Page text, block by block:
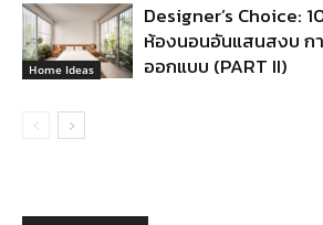
Home Ideas
Designer’s Choice:
ห้องนอนอันแสนสงบ ก
ออกแบบ (PART II)